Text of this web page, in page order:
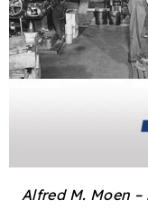
Alfred M. Moen